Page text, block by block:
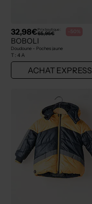
32,98€Prix boutique :
65,95€ -50%
BOBOLI
Doudoune - Poches jaune
T : 4 A
ACHAT EXPRESS